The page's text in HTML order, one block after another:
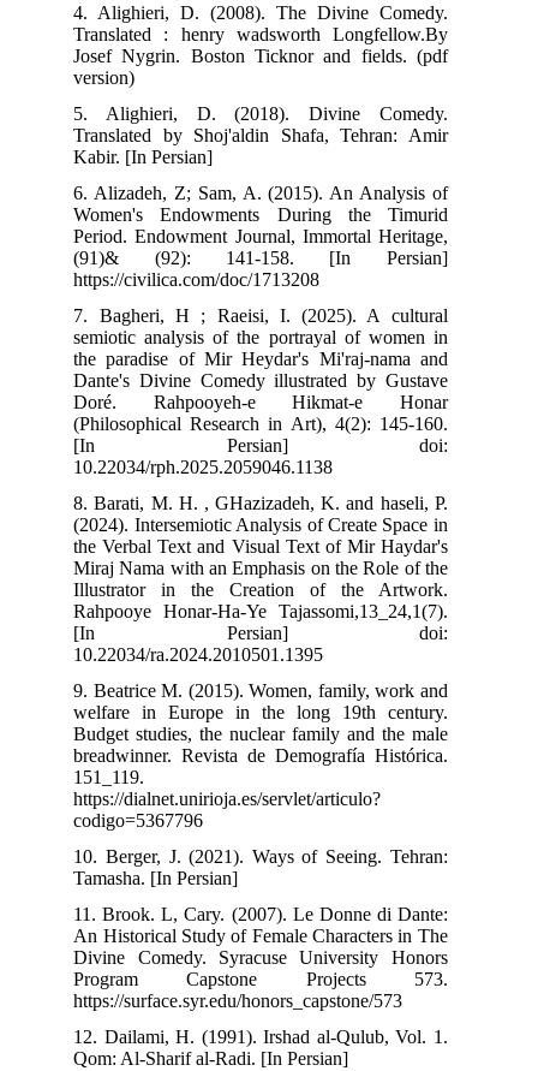
4. Alighieri, D. (2008). The Divine Comedy.
Translated : henry wadsworth Longfellow.By
Josef Nygrin. Boston Ticknor and fields. (pdf
5. Alighieri, D. (2018). Divine Comedy.
Translated by Shoj'aldin Shafa, Tehran: Amir
Kabir. [In Persian]
6. Alizadeh, Z; Sam, A. (2015). An Analysis of
Women's Endowments During the Timurid
Period. Endowment Journal, Immortal Heritage,
(91)& (92): 141-158. [In Persian]
https://civilica.com/doc/1713208
7. Bagheri, H ; Raeisi, I. (2025). A cultural
semiotic analysis of the portrayal of women in
the paradise of Mir Heydar's Mi'raj-nama and
Dante's Divine Comedy illustrated by Gustave
Doré. Rahpooyeh-e Hikmat-e Honar
(Philosophical Research in Art), 4(2): 145-160.
[In Persian] doi:
10.22034/rph.2025.2059046.1138
8. Barati, M. H. , GHazizadeh, K. and haseli, P.
(2024). Intersemiotic Analysis of Create Space in
the Verbal Text and Visual Text of Mir Haydar's
Miraj Nama with an Emphasis on the Role of the
Illustrator in the Creation of the Artwork.
Rahpooye Honar-Ha-Ye Tajassomi,13_24,1(7).
[In Persian] doi:
10.22034/ra.2024.2010501.1395
9. Beatrice M. (2015). Women, family, work and
welfare in Europe in the long 19th century.
Budget studies, the nuclear family and the male
breadwinner. Revista de Demografía Histórica.
https://dialnet.unirioja.es/servlet/articulo?
codigo=5367796
10. Berger, J. (2021). Ways of Seeing. Tehran:
Tamasha. [In Persian]
11. Brook. L, Cary. (2007). Le Donne di Dante:
An Historical Study of Female Characters in The
Divine Comedy. Syracuse University Honors
Program Capstone Projects 573.
https://surface.syr.edu/honors_capstone/573
12. Dailami, H. (1991). Irshad al-Qulub, Vol. 1.
Qom: Al-Sharif al-Radi. [In Persian]